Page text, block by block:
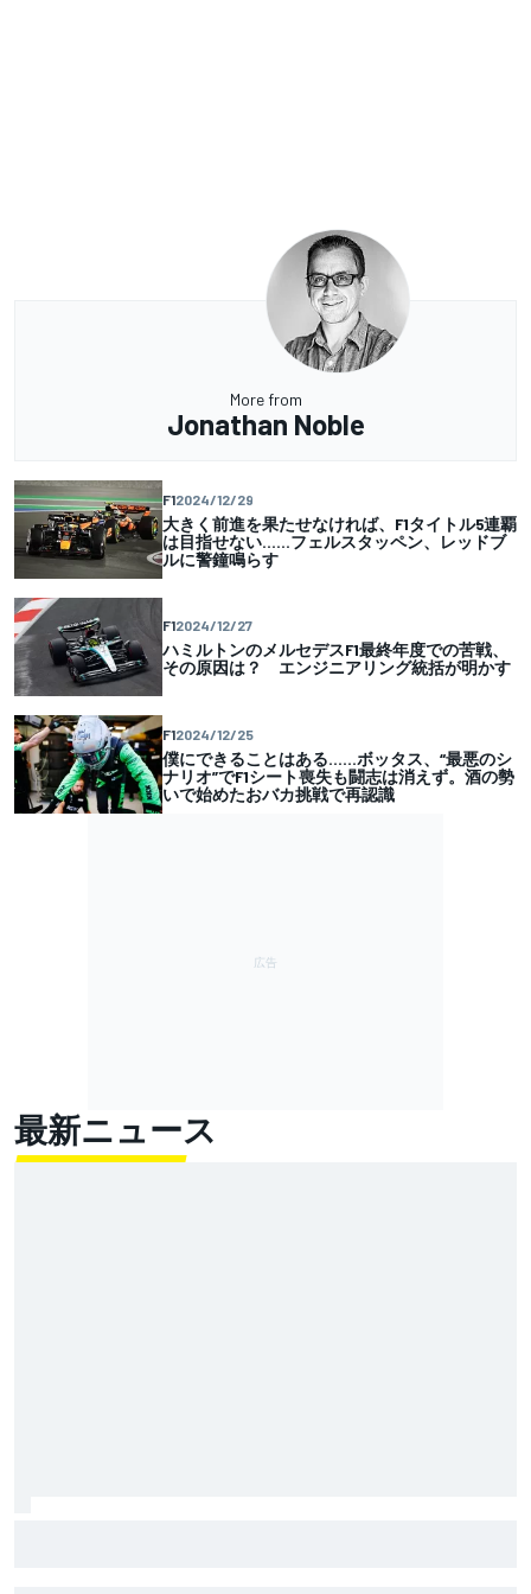
More from
Jonathan Noble
F12024/12/29
大きく前進を果たせなければ、F1タイトル5連覇
は目指せない……フェルスタッペン、レッドブ
ルに警鐘鳴らす
F12024/12/27
ハミルトンのメルセデスF1最終年度での苦戦、
その原因は？ エンジニアリング統括が明かす
F12024/12/25
僕にできることはある……ボッタス、“最悪のシ
ナリオ”でF1シート喪失も闘志は消えず。酒の勢
いで始めたおバカ挑戦で再認識
最新ニュース